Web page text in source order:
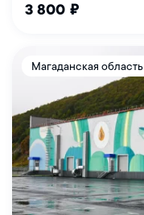
3 800 ₽
Магаданская область